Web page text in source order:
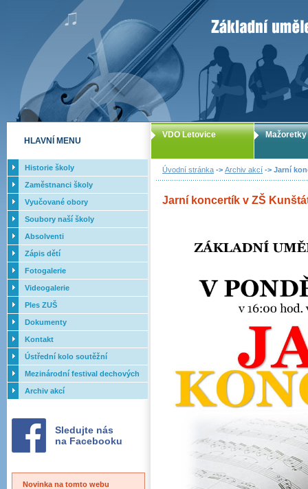
ZUŠ Letovice
Úvodní stránka -> Archiv akcí -> Jarní
Jarní koncertík v ZŠ
VDO Letovice Mažoretky
HLAVNÍ MENU
Historie školy
Zaměstnanci školy
Vyučované obory
Soubory naší školy
Absolventi
Zápis dětí
Fotogalerie
Videogalerie
Ples ZUŠ
Dokumenty
Kontakt
Ústřední kolo soutěžní
přehlídky dechových orchestrů
ZUŠ - 2017
Mezinárodní festival dechových
orchestrů - Letovice
Archiv akcí
Sledujte nás
na Facebooku
Novinka na tomto webu